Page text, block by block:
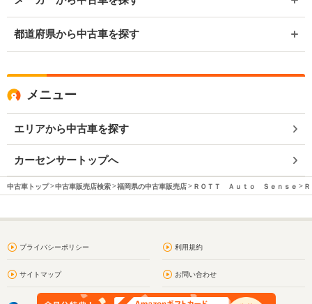
都道府県から中古車を探す
メニュー
エリアから中古車を探す
カーセンサートップへ
中古車トップ 中古車販売店検索 福岡県の中古車販売店 ＲＯＴＴ Ａｕｔｏ Ｓｅｎｓｅ
プライバシーポリシー 利用規約
サイトマップ お問い合わせ